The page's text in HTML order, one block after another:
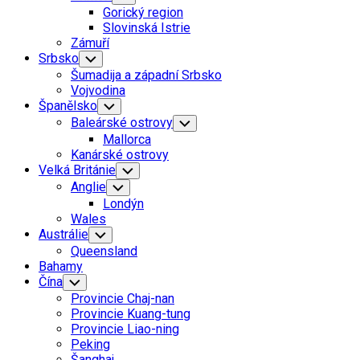
Child
Menu
Gorický region
Slovinská Istrie
Zámuří
Srbsko Toggle
Child
Menu
Šumadija a západní Srbsko
Vojvodina
Španělsko Toggle
Child
Menu
Baleárské ostrovy Toggle
Child
Mallorca
Kanárské ostrovy
Velká Británie Toggle
Child
Menu
Anglie Toggle
Child
Menu
Londýn
Wales
Austrálie Toggle
Child
Menu
Queensland
Bahamy
Čína Toggle
Child
Menu
Provincie Chaj-nan
Provincie Kuang-tung
Provincie Liao-ning
Peking